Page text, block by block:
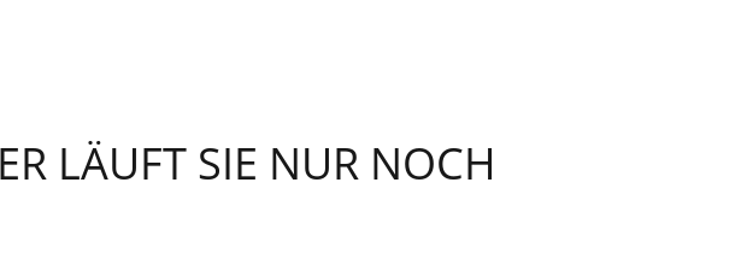
LÄUFT SIE NUR NOCH